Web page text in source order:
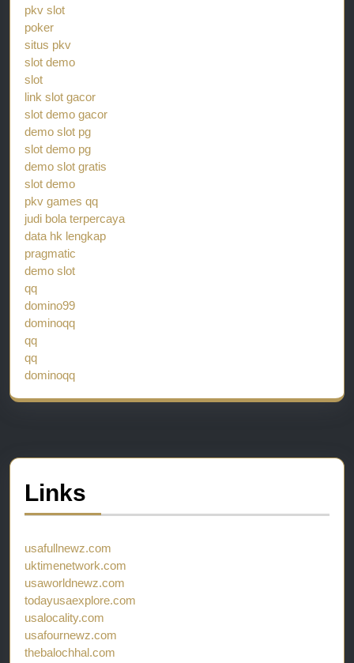
pkv slot
poker
situs pkv
slot demo
slot
link slot gacor
slot demo gacor
demo slot pg
slot demo pg
demo slot gratis
slot demo
pkv games qq
judi bola terpercaya
data hk lengkap
pragmatic
demo slot
qq
domino99
dominoqq
qq
qq
dominoqq
Links
usafullnewz.com
uktimenetwork.com
usaworldnewz.com
todayusaexplore.com
usalocality.com
usafournewz.com
thebalochhal.com